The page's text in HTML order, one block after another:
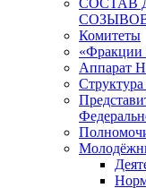
СОСТАВ
Комитеты
«Фракции
Аппарат